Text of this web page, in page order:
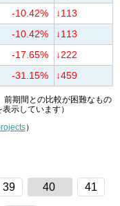
-10.42%
↓113
-10.42%
↓113
-17.65%
↓222
-31.15% ↓459
前期間との比較が困難なもの
示しています）
）
39 40 41